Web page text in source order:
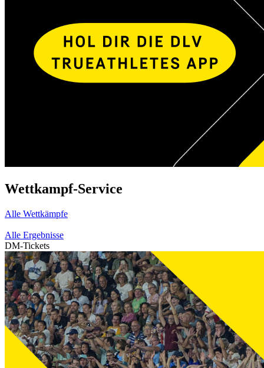
Wettkampf-Service
Alle Wettkämpfe
Alle Ergebnisse
DM-Tickets